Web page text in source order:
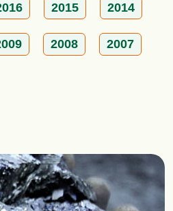
2015 2014
2008 2007